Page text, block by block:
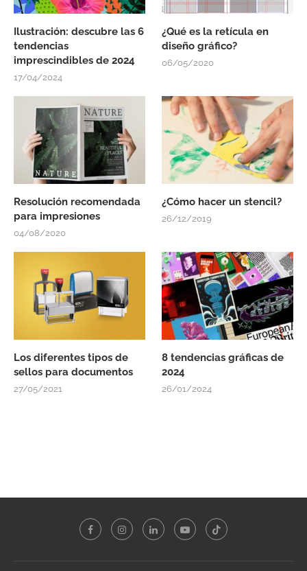
Ilustración: descubre las 6
tendencias
imprescindibles de 2024
17/04/2024
¿Qué es la retícula en
diseño gráfico?
06/05/2020
Resolución recomendada
para impresiones
04/08/2020
¿Cómo hacer un stencil?
26/12/2019
Los diferentes tipos de
sellos para documentos
27/05/2021
8 tendencias gráficas de
2024
26/01/2024